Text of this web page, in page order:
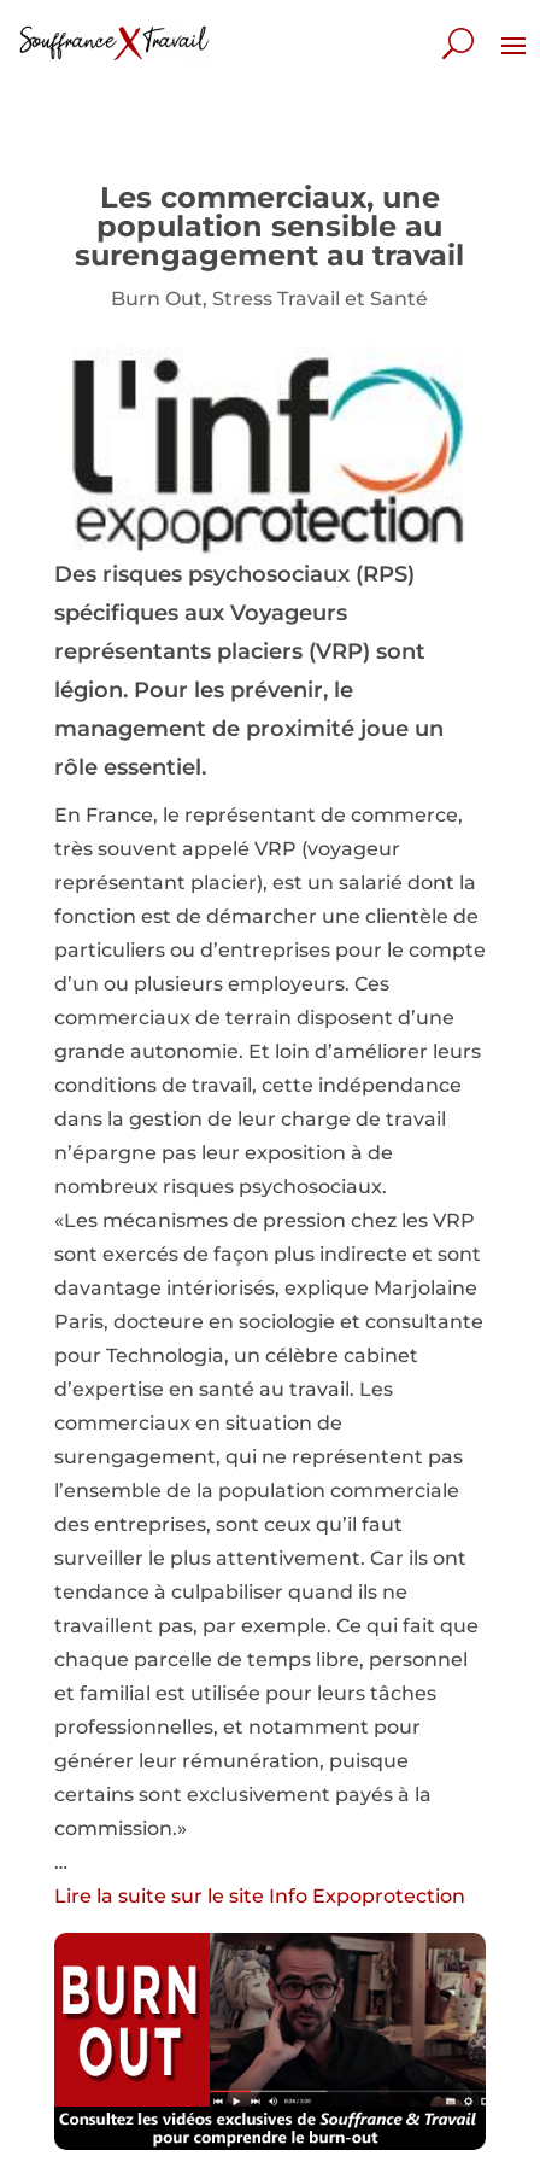
Les commerciaux, une
population sensible au
surengagement au travail
Burn Out,Stress Travail et Santé
Des risques psychosociaux (RPS)
spécifiques aux Voyageurs
représentants placiers (VRP) sont
légion. Pour les prévenir, le
management de proximité joue un
rôle essentiel.
En France, le représentant de commerce,
très souvent appelé VRP (voyageur
représentant placier), est un salarié dont la
fonction est de démarcher une clientèle de
particuliers ou d’entreprises pour le compte
d’un ou plusieurs employeurs. Ces
commerciaux de terrain disposent d’une
grande autonomie. Et loin d’améliorer leurs
conditions de travail, cette indépendance
dans la gestion de leur charge de travail
n’épargne pas leur exposition à de
nombreux risques psychosociaux.
«Les mécanismes de pression chez les VRP
sont exercés de façon plus indirecte et sont
davantage intériorisés, explique Marjolaine
Paris, docteure en sociologie et consultante
pour Technologia, un célèbre cabinet
d’expertise en santé au travail. Les
commerciaux en situation de
surengagement, qui ne représentent pas
l’ensemble de la population commerciale
des entreprises, sont ceux qu’il faut
surveiller le plus attentivement. Car ils ont
tendance à culpabiliser quand ils ne
travaillent pas, par exemple. Ce qui fait que
chaque parcelle de temps libre, personnel
et familial est utilisée pour leurs tâches
professionnelles, et notamment pour
générer leur rémunération, puisque
certains sont exclusivement payés à la
commission.»
…
Lire la suite sur le site Info Expoprotection